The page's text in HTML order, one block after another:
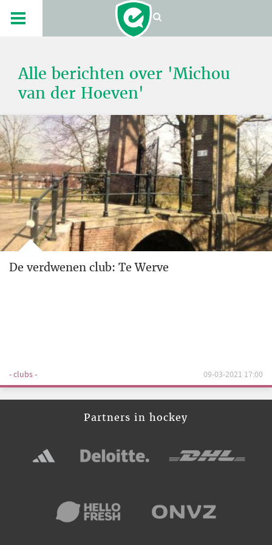
Alle berichten over 'Michou
van der Hoeven'
De verdwenen club: Te Werve
- clubs - 09-03-2021 17:00
Partners in hockey